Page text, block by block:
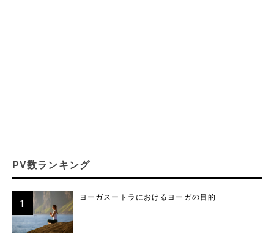
PV数ランキング
ヨーガスートラにおけるヨーガの目的